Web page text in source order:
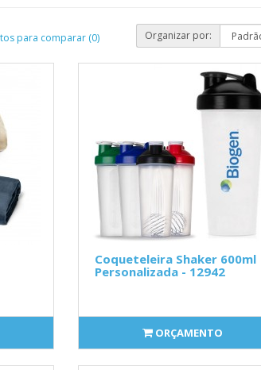
para comparar (0) Organizar por:
Coqueteleira Shaker 600ml
Personalizada - 12942
ORÇAMENTO